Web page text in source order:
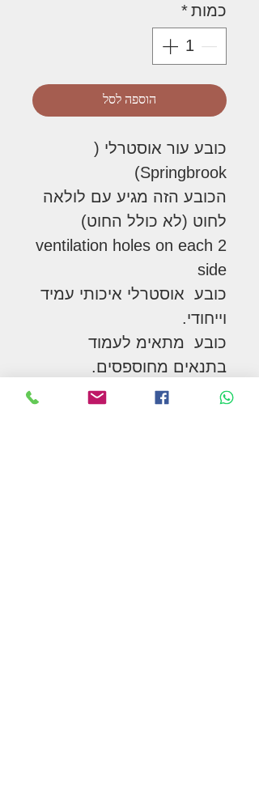
כמות*
הוספה לסל
כובע עור אוסטרלי (
Springbrook)
הכובע הזה מגיע עם לולאה
לחוט (לא כולל החוט)
2 ventilation holes on each
side
כובע אוסטרלי איכותי עמיד
וייחודי.
כובע מתאימ לעמוד
בתנאים מחוספסים.
עור איכותי, משומן